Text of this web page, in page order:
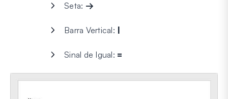
Seta: →
Barra Vertical:
Sinal de Igual: =